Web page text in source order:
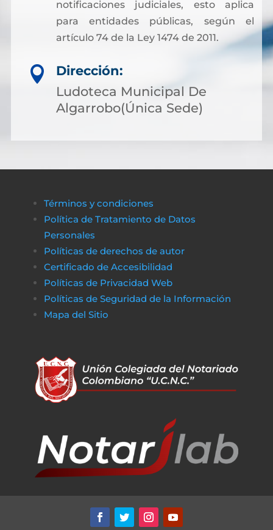
notificaciones judiciales, esto aplica
para entidades públicas, según el
artículo 74 de la Ley 1474 de 2011.

Dirección:
Ludoteca Municipal De
Algarrobo(Única Sede)
Términos y condiciones
Política de Tratamiento de Datos
Personales
Políticas de derechos de autor
Certificado de Accesibilidad
Políticas de Privacidad Web
Políticas de Seguridad de la Información
Mapa del Sitio